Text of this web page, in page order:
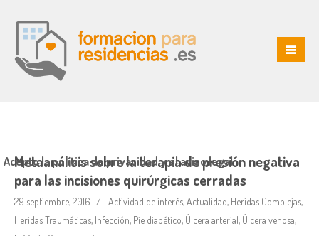
Metaanálisis sobre la terapia de presión negativa
para las incisiones quirúrgicas cerradas
29 septiembre, 2016 Actividad de interés,Actualidad, Heridas Complejas,
Heridas Traumáticas, Infección, Pie diabético, Úlcera arterial, Úlcera venosa,
Acepto la política de privacidad y el aviso legal